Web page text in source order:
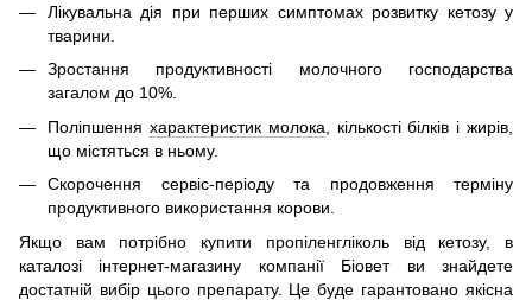
Лікувальна дія при перших симптомах розвитку кетозу у
тварини.
Зростання продуктивності молочного господарства
загалом до 10%.
Поліпшення характеристик молока , кількості білків і жирів,
що містяться в ньому.
Скорочення сервіс-періоду та продовження терміну
продуктивного використання корови.
Якщо вам потрібно купити пропіленгліколь від кетозу, в
каталозі інтернет-магазину компанії Біовет ви знайдете
достатній вибір цього препарату. Це буде гарантовано якісна